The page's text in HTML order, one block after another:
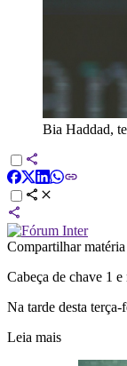
Bia Haddad,
Compartilhar matéria
Cabeça de chave 1
Na tarde desta terça-
Leia mais